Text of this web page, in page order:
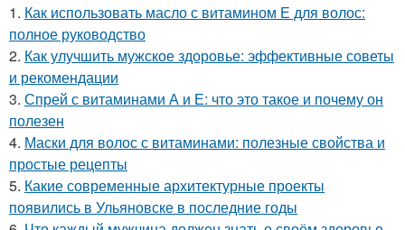
1. Как использовать масло с витамином Е для волос:
полное руководство
2. Как улучшить мужское здоровье: эффективные советы
и рекомендации
3. Спрей с витаминами А и Е: что это такое и почему он
полезен
4. Маски для волос с витаминами: полезные свойства и
простые рецепты
5. Какие современные архитектурные проекты
появились в Ульяновске в последние годы